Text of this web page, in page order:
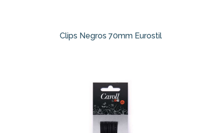
Clips Negros 70mm Eurostil